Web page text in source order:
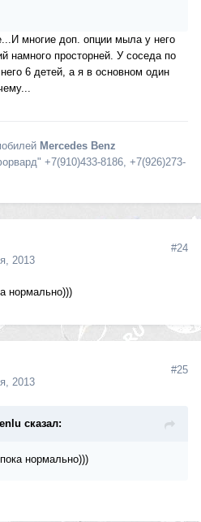
многие доп. опции мыла у него
намного просторней. У соседа по
6 детей, а я в основном один
Mercedes Benz
+7(910)433-8186, +7(926)273-
2013
#24
нормально)))
2013
#25
сказал:
нормально)))